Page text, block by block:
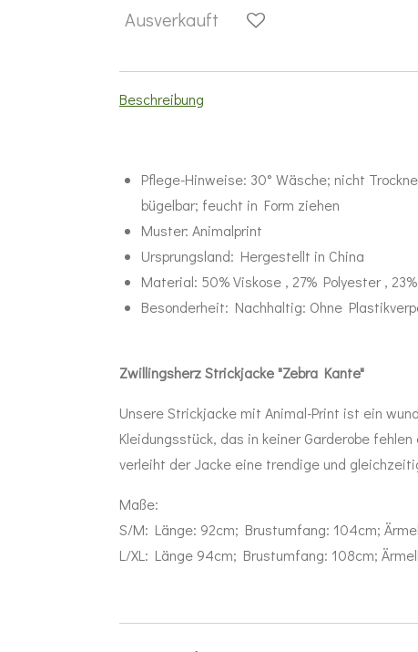
Ausverkauft
Beschreibung
Pflege-Hinweise: 30° Wäsche; nicht
bügelbar; feucht in Form ziehen
Muster: Animalprint
Ursprungsland: Hergestellt in China
Material: 50% Viskose , 27% Polyester ,
Besonderheit: Nachhaltig: Ohne
Zwillingsherz Strickjacke "Zebra Kante"
Unsere Strickjacke mit Animal-Print ist ein
Kleidungsstück, das in keiner Garderobe
verleiht der Jacke eine trendige und
Maße:
S/M: Länge: 92cm; Brustumfang: 104cm;
L/XL: Länge 94cm; Brustumfang: 108cm;